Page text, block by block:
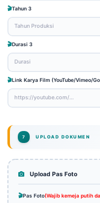
Tahun 3
Durasi 3
Link Karya Film (YouTube/Vimeo/
7 UPLOAD DOKUMEN
Upload Pas Foto
Pas Foto(Wajib kemeja putih